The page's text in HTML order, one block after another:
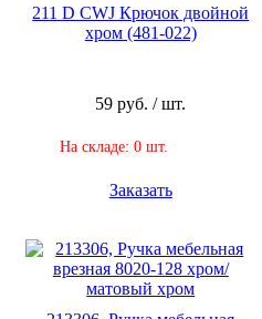
211 D CWJ Крючок двойной
хром (481-022)
59 руб. / шт.
На складе: 0 шт.
Заказать